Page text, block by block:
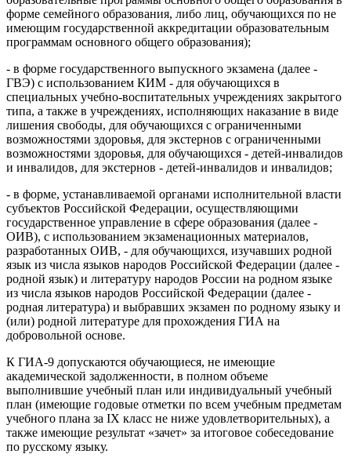
форме семейного образования, либо лиц, обучающихся по не
имеющим государственной аккредитации образовательным
программам основного общего образования);
- в форме государственного выпускного экзамена (далее -
ГВЭ) с использованием КИМ - для обучающихся в
специальных учебно-воспитательных учреждениях закрытого
типа, а также в учреждениях, исполняющих наказание в виде
лишения свободы, для обучающихся с ограниченными
возможностями здоровья, для экстернов с ограниченными
возможностями здоровья, для обучающихся - детей-инвалидов
и инвалидов, для экстернов - детей-инвалидов и инвалидов;
- в форме, устанавливаемой органами исполнительной власти
субъектов Российской Федерации, осуществляющими
государственное управление в сфере образования (далее -
ОИВ), с использованием экзаменационных материалов,
разработанных ОИВ, - для обучающихся, изучавших родной
язык из числа языков народов Российской Федерации (далее -
родной язык) и литературу народов России на родном языке
из числа языков народов Российской Федерации (далее -
родная литература) и выбравших экзамен по родному языку и
(или) родной литературе для прохождения ГИА на
добровольной основе.
К ГИА-9 допускаются обучающиеся, не имеющие
академической задолженности, в полном объеме
выполнившие учебный план или индивидуальный учебный
план (имеющие годовые отметки по всем учебным предметам
учебного плана за IX класс не ниже удовлетворительных), а
также имеющие результат «зачет» за итоговое собеседование
по русскому языку.